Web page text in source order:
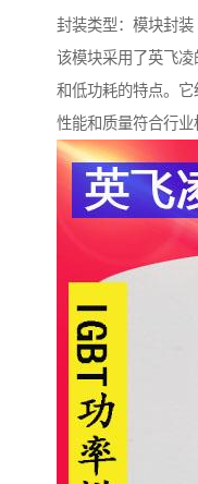
封装类型：模块封装
该模块采用了英飞
和低功耗的特点。
性能和质量符合行业